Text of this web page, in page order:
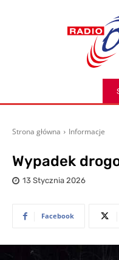
Strona główna Informacje
Wypadek
13 Stycznia 2026
Facebook